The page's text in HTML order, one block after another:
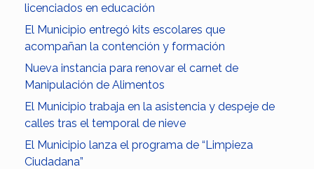
licenciados en educación
El Municipio entregó kits escolares que
acompañan la contención y formación
Nueva instancia para renovar el carnet de
Manipulación de Alimentos
El Municipio trabaja en la asistencia y despeje de
calles tras el temporal de nieve
El Municipio lanza el programa de “Limpieza
Ciudadana”